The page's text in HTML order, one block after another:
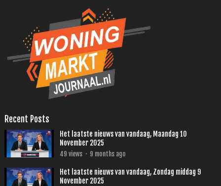
Recent Posts
Het laatste nieuws van vandaag, Maandag 10
November 2025
49 views · 9 months ago
Het laatste nieuws van vandaag, Zondag middag 9
November 2025